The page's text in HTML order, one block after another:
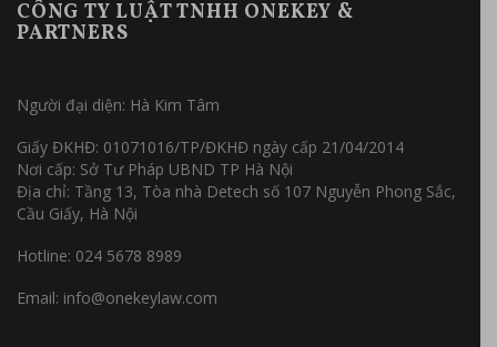
CÔNG TY LUẬT TNHH ONEKEY &
PARTNERS
Người đại diện: Hà Kim Tâm
Giấy ĐKHĐ: 01071016/TP/ĐKHĐ ngày cấp 21/04/2014
Nơi cấp: Sở Tư Pháp UBND TP Hà Nội
Địa chỉ: Tầng 13, Tòa nhà Detech số 107 Nguyễn Phong Sắc,
Cầu Giấy, Hà Nội
Hotline: 024 5678 8989
Email: info@onekeylaw.com